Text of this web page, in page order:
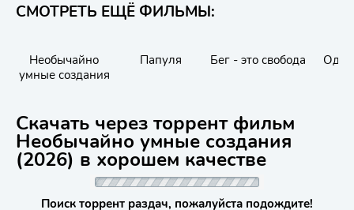
СМОТРЕТЬ ЕЩЁ ФИЛЬМЫ:
Необычайно
умные создания
Папуля Бег - это свобода
Скачать через торрент фильм
Необычайно умные создания
(2026) в хорошем качестве
Поиск торрент раздач, пожалуйста подождите!